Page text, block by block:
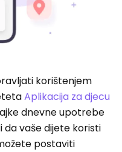
korištenjem
Aplikacija za djecu
dnevne upotrebe
da vaše dijete koristi
postaviti